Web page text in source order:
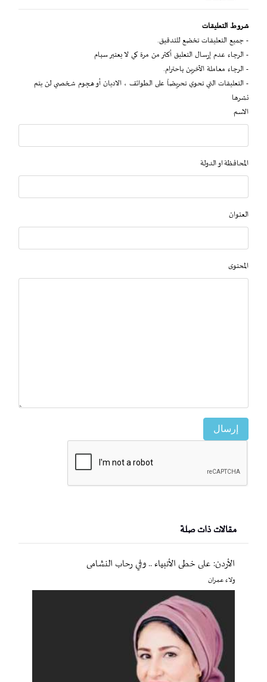
شروط التعليقات
- جميع التعليقات تخضع للتدقيق.
- الرجاء عدم إرسال التعليق أكثر من مرة كي لا يعتبر سبام
- الرجاء معاملة الآخرين باحترام.
- التعليقات التي تحوي تحريضاً على الطوائف ، الاديان أو هجوم شخصي لن يتم
نشرها
الاسم
المحافظة او الدولة
العنوان
المحتوى
إرسال
مقالات ذات صلة
الأردن: على خطى الأنبياء .. وفي رحاب النشامى
ولاء عمران